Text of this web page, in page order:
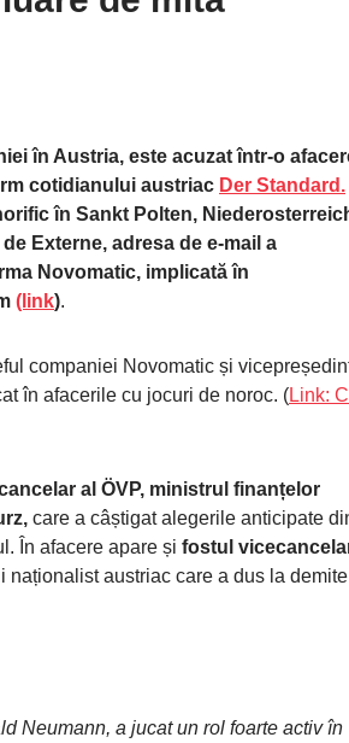
în Austria, este acuzat într-o
cotidianului austriac Der Standard.
în Sankt Polten,
Externe, adresa de e-mail a
Novomatic, implicată în
(link).
companiei Novomatic și
în afacerile cu jocuri de noroc. (Link:
al ÖVP, ministrul finanțelor
care a câștigat alegerile anticipate
În afacere apare și fostul
naționalist austriac care a dus la
Neumann, a jucat un rol foarte activ în